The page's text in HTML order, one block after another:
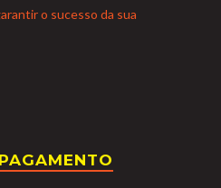
o sucesso da sua